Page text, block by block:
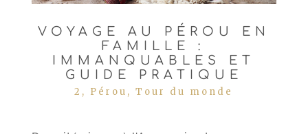
VOYAGE AU PÉROU EN
FAMILLE :
IMMANQUABLES ET
GUIDE PRATIQUE
2 , Pérou ,Tour du monde